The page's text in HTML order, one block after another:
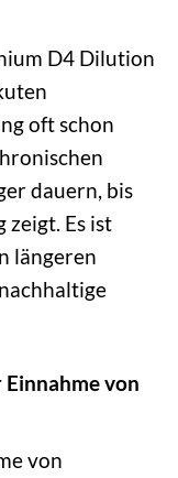
D4 Dilution
oft schon
dauern, bis
zeigt. Es ist
längeren
von
von